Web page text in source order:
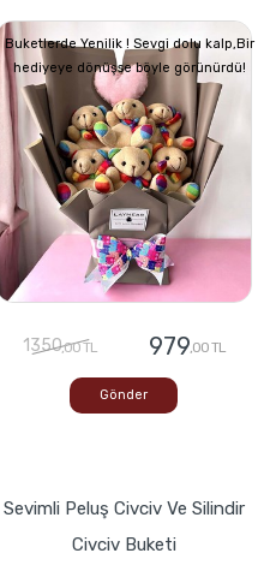
Buketlerde Yenilik ! Sevgi dolu kalp,Bir
hediyeye dönüşse böyle görünürdü!
1350,00 TL 979,00 TL
Gönder
Sevimli Peluş Civciv Ve Silindir
Civciv Buketi